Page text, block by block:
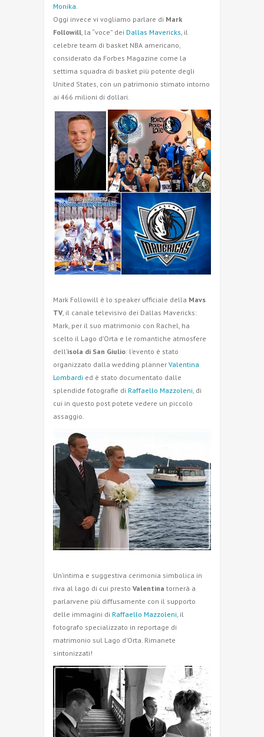
Monika.
Oggi invece vi vogliamo parlare di Mark
Followill, la “voce” dei Dallas Mavericks, il
celebre team di basket NBA americano,
considerato da Forbes Magazine come la
settima squadra di basket più potente degli
United States, con un patrimonio stimato intorno
ai 466 milioni di dollari.
Mark Followill è lo speaker ufficiale della Mavs
TV , il canale televisivo dei Dallas Mavericks:
Mark, per il suo matrimonio con Rachel, ha
scelto il Lago d’Orta e le romantiche atmosfere
dell’isola di San Giulio: l’evento è stato
organizzato dalla wedding planner Valentina
Lombardi ed è stato documentato dalle
splendide fotografie di Raffaello Mazzoleni , di
cui in questo post potete vedere un piccolo
assaggio.
Un’intima e suggestiva cerimonia simbolica in
riva al lago di cui presto Valentina tornerà a
parlarvene più diffusamente con il supporto
delle immagini di Raffaello Mazzoleni , il
fotografo specializzato in reportage di
matrimonio sul Lago d’Orta. Rimanete
sintonizzati!